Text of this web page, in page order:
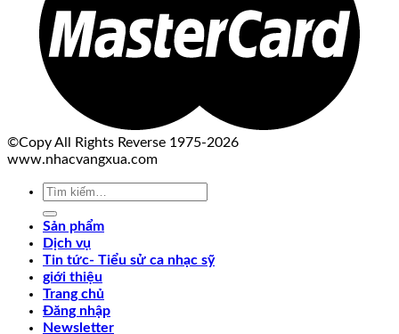
©Copy All Rights Reverse 1975-2026
www.nhacvangxua.com
Tìm
Sản phẩm
Dịch vụ
Tin tức- Tiểu sử ca nhạc sỹ
giới thiệu
Trang chủ
Đăng nhập
Newsletter